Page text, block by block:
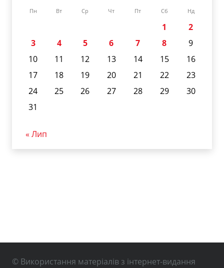
Пн Вт Ср Чт Пт Сб Нд
1
2
3
4 5 6 7 8
9
10
11 12 13 14 15
16
17
18 19 20 21 22
23
24
25 26 27 28 29
30
31
« Лип
© Використання матеріалів з інтернет-видання